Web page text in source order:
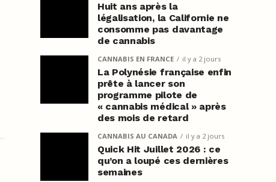
Huit ans après la
légalisation, la Californie ne
consomme pas davantage
de cannabis
CANNABIS EN FRANCE il y a 2 jours
La Polynésie française enfin
prête à lancer son
programme pilote de
« cannabis médical » après
des mois de retard
CANNABIS AU CANADA il y a 2 jours
Quick Hit Juillet 2026 : ce
qu’on a loupé ces dernières
semaines